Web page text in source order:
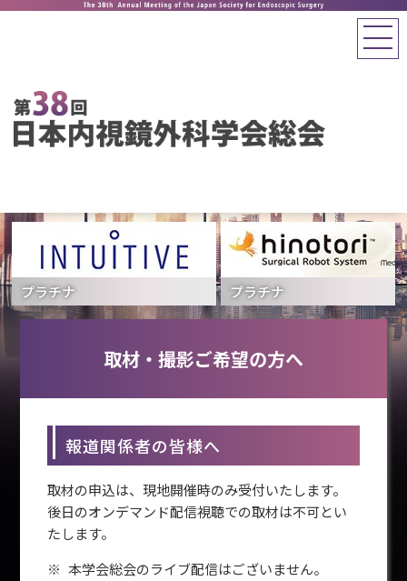
プラチナ プラチナ
取材・撮影ご希望の方へ
報道関係者の皆様へ
取材の申込は、現地開催時のみ受付いたします。
後日のオンデマンド配信視聴での取材は不可とい
たします。
本学会総会のライブ配信はございません。